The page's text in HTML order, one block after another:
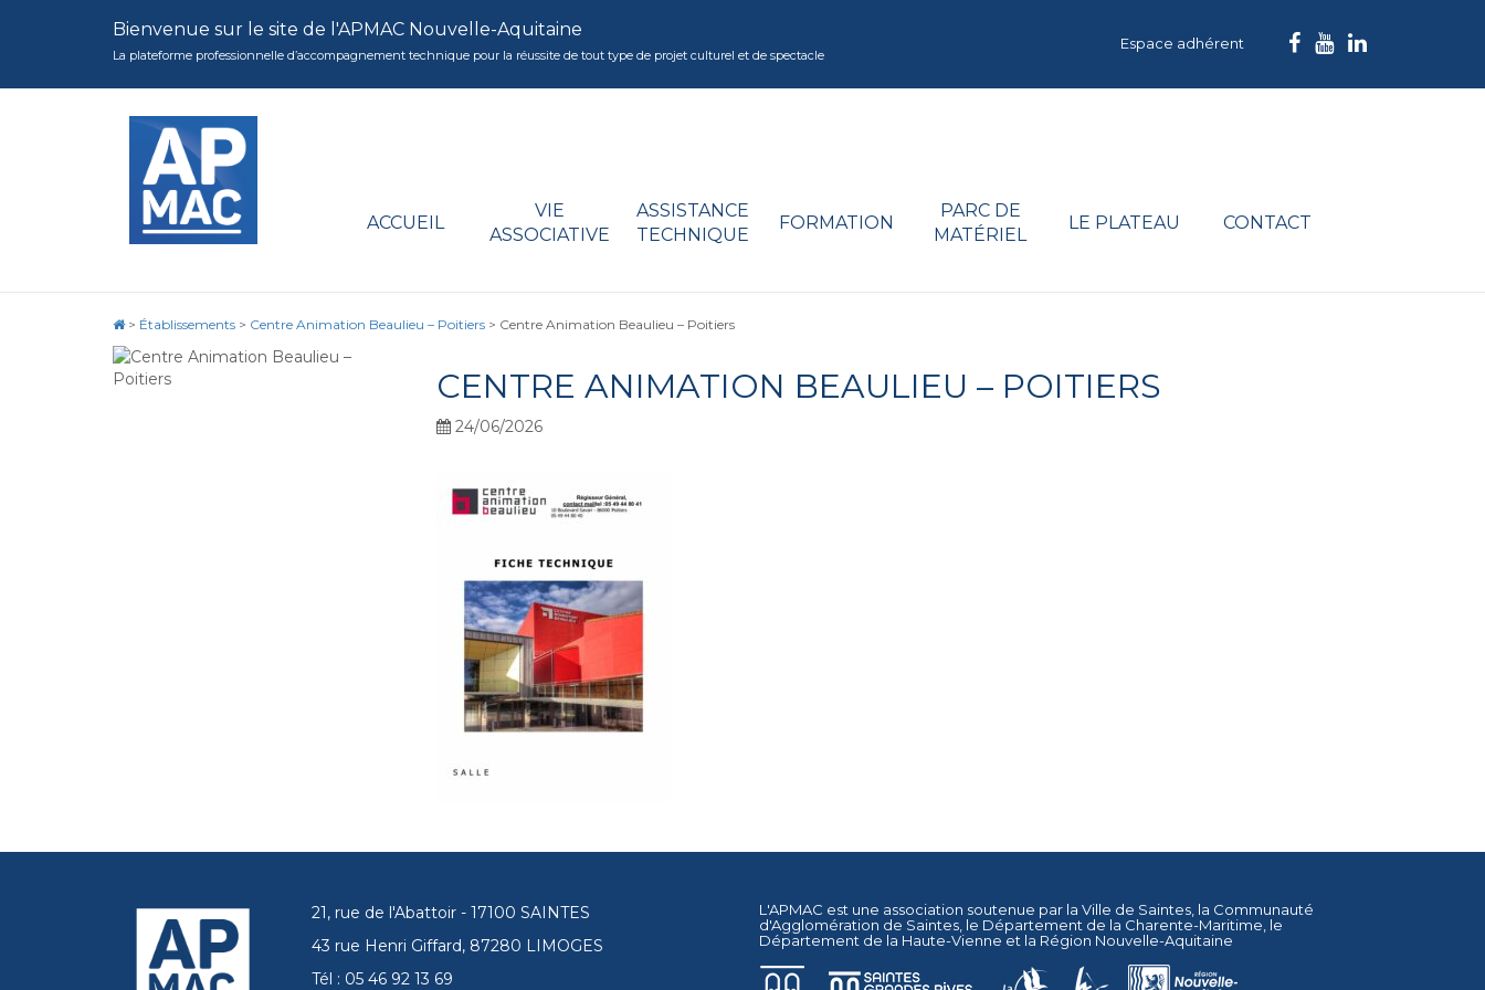
Bienvenue sur le site de l'APMAC Nouvelle-Aquitaine
La plateforme professionnelle d’accompagnement technique pour la réussite de tout type de projet culturel et de spectacle
Espace adhérent
ACCUEIL
VIE
ASSOCIATIVE
ASSISTANCE
TECHNIQUE
FORMATION
PARC DE
MATÉRIEL
LE PLATEAU CONTACT
> Établissements > Centre Animation Beaulieu – Poitiers > Centre Animation Beaulieu – Poitiers
CENTRE ANIMATION BEAULIEU – POITIERS
24/06/2026
21, rue de l'Abattoir - 17100 SAINTES
43 rue Henri Giffard, 87280 LIMOGES
Tél : 05 46 92 13 69
L'APMAC est une association soutenue par la Ville de Saintes , la Communauté
d'Agglomération de Saintes , le Département de la Charente-Maritime , le
Département de la Haute-Vienne et la Région Nouvelle-Aquitaine